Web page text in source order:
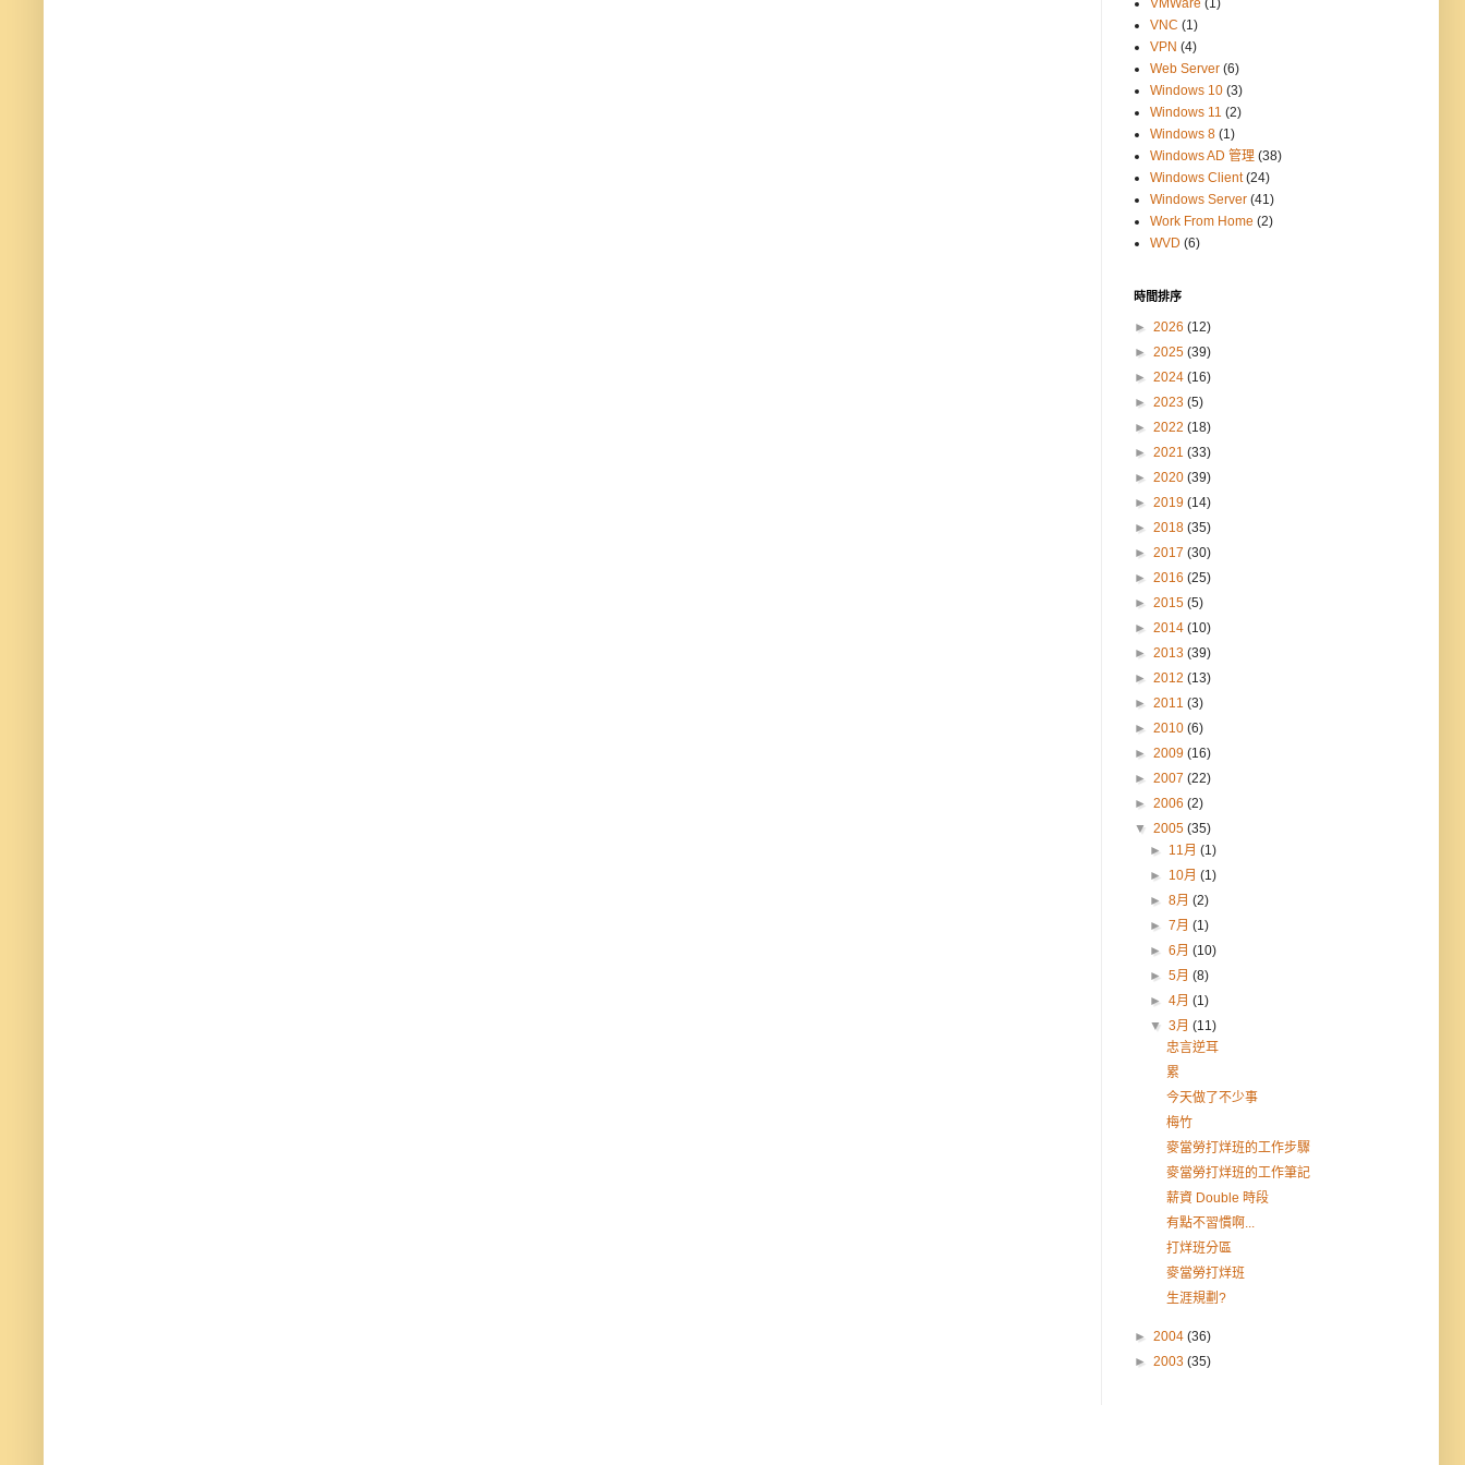
VMWare (1)
VNC (1)
VPN (4)
Web Server (6)
Windows 10 (3)
Windows 11 (2)
Windows 8 (1)
Windows AD 管理 (38)
Windows Client (24)
Windows Server (41)
Work From Home (2)
WVD (6)
時間排序
► 2026 (12)
► 2025 (39)
► 2024 (16)
► 2023 (5)
► 2022 (18)
► 2021 (33)
► 2020 (39)
► 2019 (14)
► 2018 (35)
► 2017 (30)
► 2016 (25)
► 2015 (5)
► 2014 (10)
► 2013 (39)
► 2012 (13)
► 2011 (3)
► 2010 (6)
► 2009 (16)
► 2007 (22)
► 2006 (2)
▼ 2005 (35)
► 11月(1)
► 10月(1)
►8月(2)
►7月(1)
►6月(10)
►5月(8)
►4月(1)
▼3月(11)
忠言逆耳
累
今天做了不少事
梅竹
麥當勞打烊班的工作步驟
麥當勞打烊班的工作筆記
薪資 Double 時段
有點不習慣啊...
打烊班分區
麥當勞打烊班
生涯規劃?
► 2004 (36)
► 2003 (35)